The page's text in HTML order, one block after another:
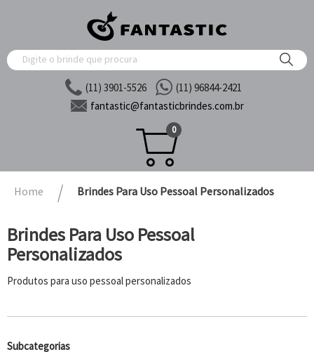
(11) 3901-5526
(11) 96844-2421
fantastic@fantasticbrindes.com.br
0
Home Brindes Para Uso Pessoal Personalizados
Brindes Para Uso Pessoal
Personalizados
Produtos para uso pessoal personalizados
Subcategorias